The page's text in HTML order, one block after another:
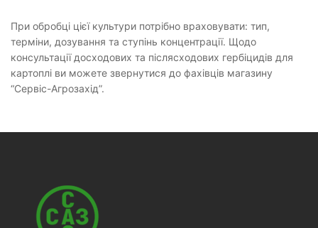
При обробці цієї культури потрібно враховувати: тип,
терміни, дозування та ступінь концентрації. Щодо
консультації досходових та післясходових гербіцидів для
картоплі ви можете звернутися до фахівців магазину
“Сервіс-Агрозахід”.